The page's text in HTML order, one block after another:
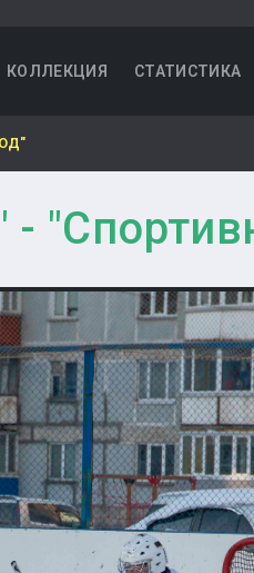
КОЛЛЕКЦИЯ СТАТИСТИКА